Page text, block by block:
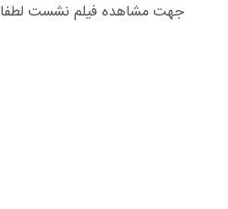
جهت مشاهده فیلم نشست لطفا